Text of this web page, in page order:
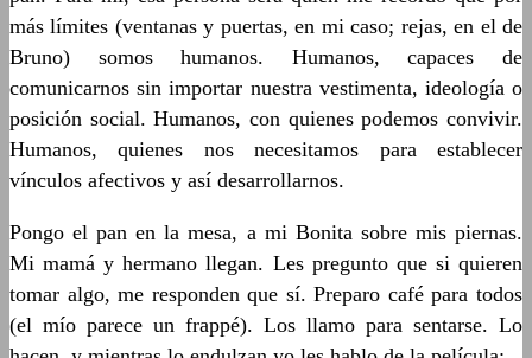
más límites (ventanas y puertas, en mi caso; rejas, en el de
Bruno) somos humanos. Humanos, capaces de
comunicarnos sin importar nuestra vestimenta, ideología o
posición social. Humanos, con quienes podemos convivir.
Humanos, quienes nos necesitamos para establecer
vínculos afectivos y así desarrollarnos.
Pongo el pan en la mesa, a mi Bonita sobre mis piernas.
Mi mamá y hermano llegan. Les pregunto que si quieren
tomar algo, me responden que sí. Preparo café para todos
(el mío parece un frappé). Los llamo para sentarse. Lo